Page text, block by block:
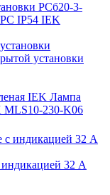
РСб20-3-
IP54 IEK
установки
Лампа
MLS10-230-K06
32 А